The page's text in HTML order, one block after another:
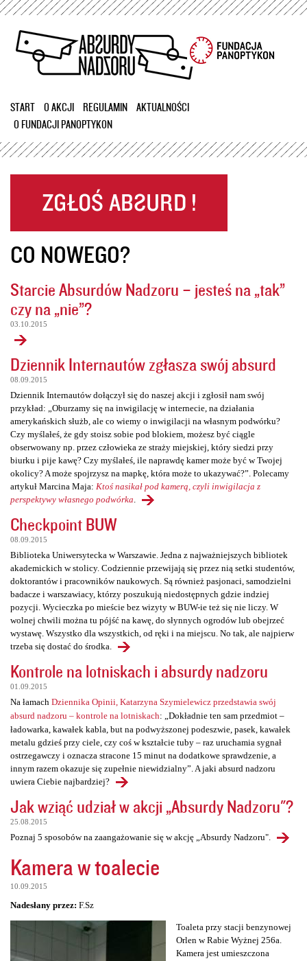
Przejdź
treści
START O AKCJI REGULAMIN
AKTUALNOŚCI
O FUNDACJI PANOPTYKON
CO NOWEGO?
Starcie Absurdów Nadzoru – jesteś na „tak”
czy na „nie”?
03.10.2015
Dziennik Internautów zgłasza swój absurd
08.09.2015
Dziennik Internautów dołączył się do naszej akcji i zgłosił nam swój
przykład: „Oburzamy się na inwigilację w internecie, na działania
amerykańskich służb, ale co wiemy o inwigilacji na własnym podwórku?
Czy myślałeś, że gdy stoisz sobie pod blokiem, możesz być ciągle
obserwowany np. przez człowieka ze straży miejskiej, który siedzi przy
biurku i pije kawę? Czy myślałeś, ile naprawdę kamer może być w Twojej
okolicy? A może spojrzysz na mapkę, która może to ukazywać?”. Polecamy
artykuł Marcina Maja: Ktoś nasikał pod kamerą, czyli inwigilacja z
perspektywy własnego podwórka
Checkpoint BUW
08.09.2015
Biblioteka Uniwersytecka w Warszawie. Jedna z najważniejszych bibliotek
akademickich w stolicy. Codziennie przewijają się przez nią setki studentów,
doktorantów i pracowników naukowych. Są również pasjonaci, samodzielni
badacze i warszawiacy, którzy poszukują niedostępnych gdzie indziej
pozycji. Wycieczka po mieście bez wizyty w BUW-ie też się nie liczy. W
wolnej chwili można tu pójść na kawę, do słynnych ogrodów lub obejrzeć
wystawę. Wszystko dla wszystkich, od ręki i na miejscu. No tak, ale najpierw
trzeba się dostać do środka.
Kontrole na lotniskach i absurdy nadzoru
01.09.2015
Na łamach Dziennika Opinii, Katarzyna Szymielewicz przedstawia swój
absurd nadzoru – kontrole na lotniskach: „Dokładnie ten sam przedmiot –
ładowarka, kawałek kabla, but na podwyższonej podeszwie, pasek, kawałek
metalu gdzieś przy ciele, czy coś w kształcie tuby – raz uruchamia sygnał
ostrzegawczy i oznacza stracone 15 minut na dodatkowe sprawdzenie, a
innym razem okazuje się zupełnie niewidzialny”. A jaki absurd nadzoru
uwiera Ciebie najbardziej?
Jak wziąć udział w akcji „Absurdy Nadzoru"?
25.08.2015
Poznaj 5 sposobów na zaangażowanie się w akcję „Absurdy Nadzoru".
Kamera w toalecie
10.09.2015
Nadesłany przez: F.Sz
Toaleta przy stacji benzynowej
Orlen w Rabie Wyżnej 256a.
Kamera jest umieszczona